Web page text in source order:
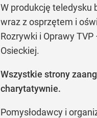
W produkcję teledysku
wraz z osprzętem i
Rozrywki i Oprawy
Osieckiej.
Wszystkie strony
charytatywnie.
Pomysłodawcy i